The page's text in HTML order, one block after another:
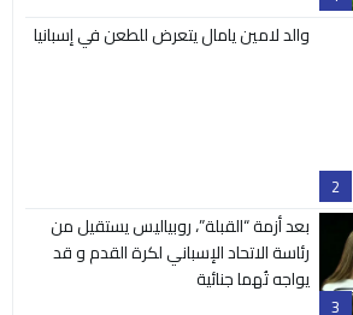
4
نزال إيلون ماسك ومارك زوكربيرغ .. لمن
ستذهب العائدات!؟
5
كرة القدم تبيع نفسها لمن يدفع أكثر
وليس للسعودية فقط